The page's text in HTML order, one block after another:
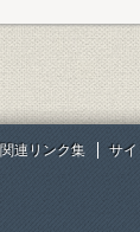
第三編 スマトラ
一、 スマト
二、 スマト
関連リンク集 サ